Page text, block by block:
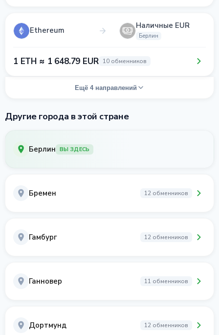
Ethereum Наличные EUR
Берлин
1 ETH ≈ 1 648.79 EUR 10 обменников
Ещё 4 направлений
Другие города в этой стране
Берлин ВЫ ЗДЕСЬ
Бремен 12 обменников
Гамбург 12 обменников
Ганновер 11 обменников
Дортмунд 12 обменников